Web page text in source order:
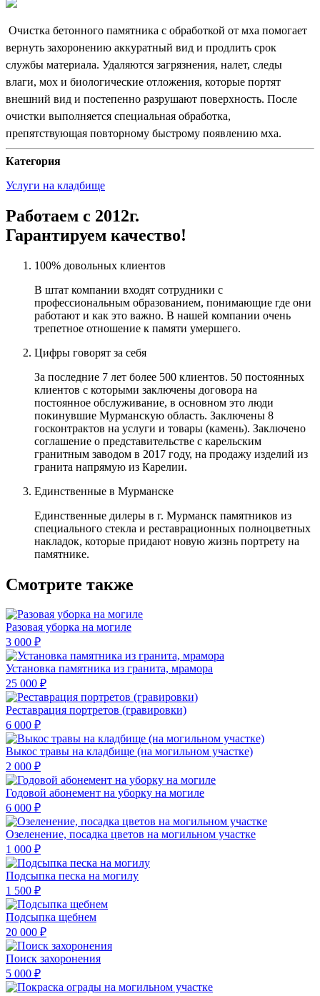
Очистка бетонного памятника с обработкой от мха помогает
вернуть захоронению аккуратный вид и продлить срок
службы материала. Удаляются загрязнения, налет, следы
влаги, мох и биологические отложения, которые портят
внешний вид и постепенно разрушают поверхность. После
очистки выполняется специальная обработка,
препятствующая повторному быстрому появлению мха.
Категория
Услуги на кладбище
Работаем с 2012г.
Гарантируем качество!
100% довольных клиентов
В штат компании входят сотрудники с
профессиональным образованием, понимающие где они
работают и как это важно. В нашей компании очень
трепетное отношение к памяти умершего.
Цифры говорят за себя
За последние 7 лет более 500 клиентов. 50 постоянных
клиентов с которыми заключены договора на
постоянное обслуживание, в основном это люди
покинувшие Мурманскую область. Заключены 8
госконтрактов на услуги и товары (камень). Заключено
соглашение о представительстве с карельским
гранитным заводом в 2017 году, на продажу изделий из
гранита напрямую из Карелии.
Единственные в Мурманске
Единственные дилеры в г. Мурманск памятников из
специального стекла и реставрационных полноцветных
накладок, которые придают новую жизнь портрету на
памятнике.
Смотрите также
Разовая уборка на могиле
3 000 ₽
Установка памятника из гранита, мрамора
25 000 ₽
Реставрация портретов (гравировки)
6 000 ₽
Выкос травы на кладбище (на могильном участке)
2 000 ₽
Годовой абонемент на уборку на могиле
6 000 ₽
Озеленение, посадка цветов на могильном участке
1 000 ₽
Подсыпка песка на могилу
1 500 ₽
Подсыпка щебнем
20 000 ₽
Поиск захоронения
5 000 ₽